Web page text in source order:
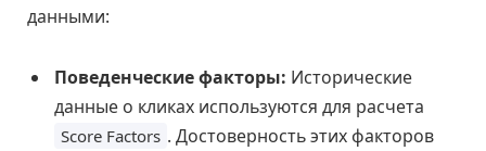
данными:
Поведенческие факторы: Исторические
данные о кликах используются для расчета
Score Factors . Достоверность этих факторов